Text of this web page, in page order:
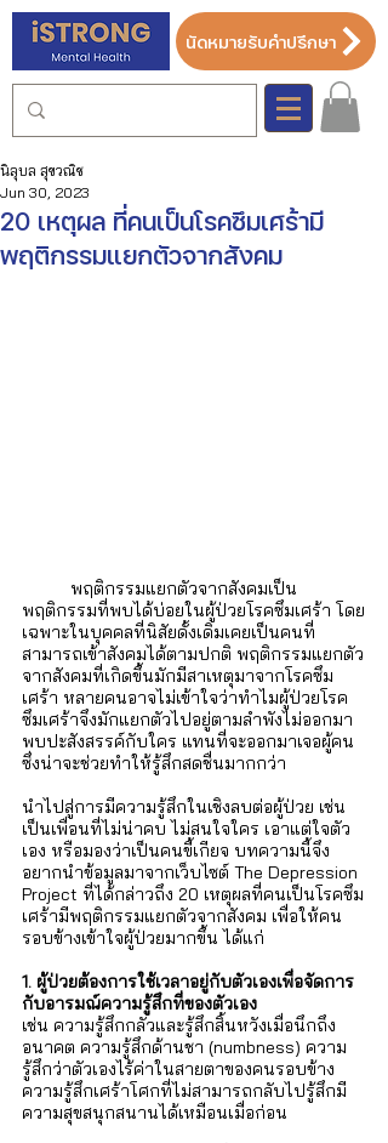
นัดหมายรับคำปรึกษา
20 เหตุผล ที่คนเป็นโรคซึมเศร้ามี
พฤติกรรมแยกตัวจากสังคม
นิลุบล สุขวณิช
Jun 30, 2023
พฤติกรรมที่พบได้บ่อยในผู้ป่วยโรคซึมเศร้า โดย
เฉพาะในบุคคลที่นิสัยดั้งเดิมเคยเป็นคนที่
สามารถเข้าสังคมได้ตามปกติ พฤติกรรมแยกตัว
จากสังคมที่เกิดขึ้นมักมีสาเหตุมาจากโรคซึม
เศร้า หลายคนอาจไม่เข้าใจว่าทำไมผู้ป่วยโรค
ซึมเศร้าจึงมักแยกตัวไปอยู่ตามลำพังไม่ออกมา
พบปะสังสรรค์กับใคร แทนที่จะออกมาเจอผู้คน
ซึ่งน่าจะช่วยทำให้รู้สึกสดชื่นมากกว่า
นำไปสู่การมีความรู้สึกในเชิงลบต่อผู้ป่วย เช่น
เป็นเพื่อนที่ไม่น่าคบ ไม่สนใจใคร เอาแต่ใจตัว
เอง หรือมองว่าเป็นคนขี้เกียจ บทความนี้จึง
อยากนำข้อมูลมาจากเว็บไซต์ The Depression
Project ที่ได้กล่าวถึง 20 เหตุผลที่คนเป็นโรคซึม
เศร้ามีพฤติกรรมแยกตัวจากสังคม เพื่อให้คน
รอบข้างเข้าใจผู้ป่วยมากขึ้น ได้แก่
1. ผู้ป่วยต้องการใช้เวลาอยู่กับตัวเองเพื่อจัดการ
กับอารมณ์ความรู้สึกที่ของตัวเอง
เช่น ความรู้สึกกลัวและรู้สึกสิ้นหวังเมื่อนึกถึง
อนาคต ความรู้สึกด้านชา (numbness) ความ
รู้สึกว่าตัวเองไร้ค่าในสายตาของคนรอบข้าง
ความรู้สึกเศร้าโศกที่ไม่สามารถกลับไปรู้สึกมี
ความสุขสนุกสนานได้เหมือนเมื่อก่อน